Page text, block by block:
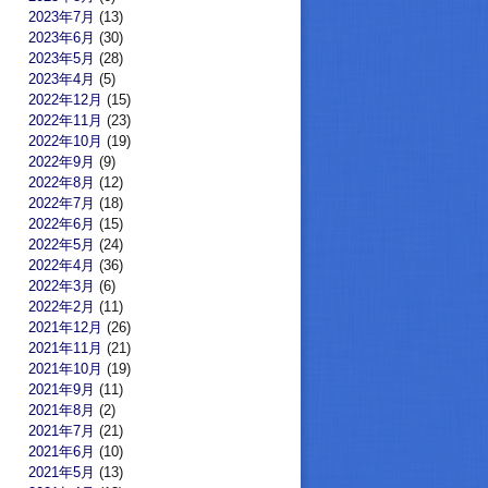
2023年7月 (13)
2023年6月 (30)
2023年5月 (28)
2023年4月 (5)
2022年12月 (15)
2022年11月 (23)
2022年10月 (19)
2022年9月 (9)
2022年8月 (12)
2022年7月 (18)
2022年6月 (15)
2022年5月 (24)
2022年4月 (36)
2022年3月 (6)
2022年2月 (11)
2021年12月 (26)
2021年11月 (21)
2021年10月 (19)
2021年9月 (11)
2021年8月 (2)
2021年7月 (21)
2021年6月 (10)
2021年5月 (13)